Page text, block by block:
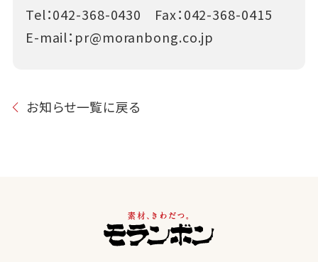
Tel：042-368-0430 Fax：042-368-0415
E-mail： pr@moranbong.co.jp
お知らせ一覧に戻る